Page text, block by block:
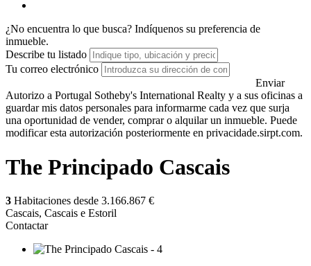
¿No encuentra lo que busca? Indíquenos su preferencia de
inmueble.
Describe tu listado
Tu correo electrónico
Enviar
Autorizo a Portugal Sotheby's International Realty y a sus oficinas a
guardar mis datos personales para informarme cada vez que surja
una oportunidad de vender, comprar o alquilar un inmueble. Puede
modificar esta autorización posteriormente en privacidade.sirpt.com.
The Principado Cascais
3 Habitaciones desde 3.166.867 €
Cascais, Cascais e Estoril
Contactar